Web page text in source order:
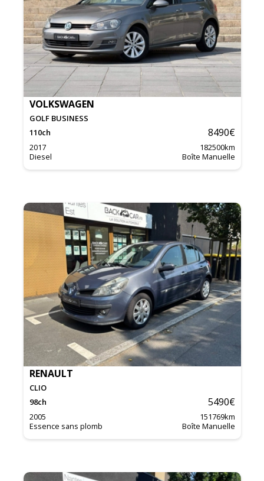
VOLKSWAGEN
GOLF BUSINESS
110ch 8490€
2017 182500km
Diesel
Boîte Manuelle
RENAULT
CLIO
98ch 5490€
2005 151769km
Essence sans plomb
Boîte Manuelle